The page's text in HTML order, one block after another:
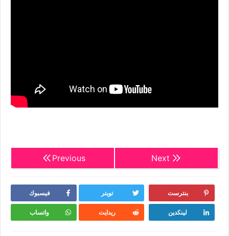
Previous Next
فيسبوك تويتر بنترست
واتساب ريدايت لينكدين